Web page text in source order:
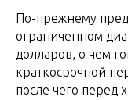
По-прежнему
ограниченном
долларов, о чем
краткосрочной
после чего перед